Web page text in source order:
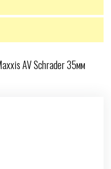
AV Schrader 35мм